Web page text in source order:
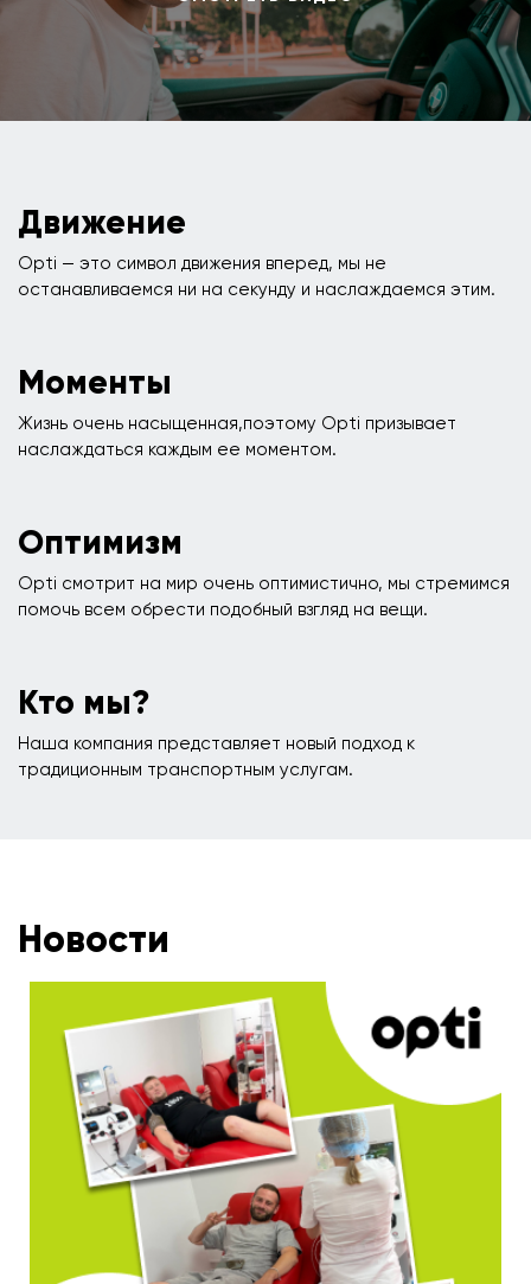
Движение
Opti — это символ движения вперед, мы не
останавливаемся ни на секунду и наслаждаемся этим.
Моменты
Жизнь очень насыщенная,поэтому Opti призывает
наслаждаться каждым ее моментом.
Оптимизм
Opti смотрит на мир очень оптимистично, мы стремимся
помочь всем обрести подобный взгляд на вещи.
Кто мы?
Наша компания представляет новый подход к
традиционным транспортным услугам.
Новости